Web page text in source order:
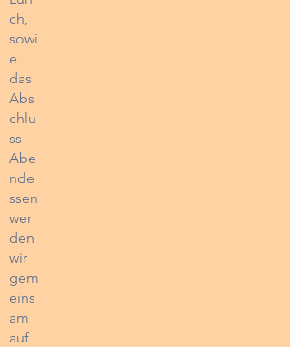
ch,
sowi
e
das
Abs
chlu
ss-
Abe
nde
ssen
wer
den
wir
gem
eins
am
auf